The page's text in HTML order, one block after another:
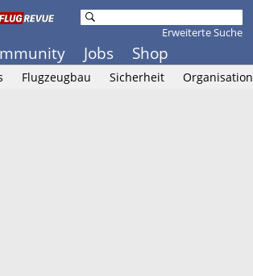
Jobs Shop
Erweiterte Suche
Flugzeugbau Sicherheit Organisation